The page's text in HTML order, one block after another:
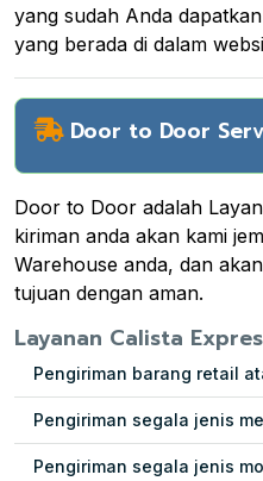
yang sudah Anda
yang berada di dalam
Door to Door
Door to Door adalah
kiriman anda akan kami
Warehouse anda, dan
tujuan dengan aman.
Layanan Calista
Pengiriman barang retail
Pengiriman segala jenis
Pengiriman segala jenis